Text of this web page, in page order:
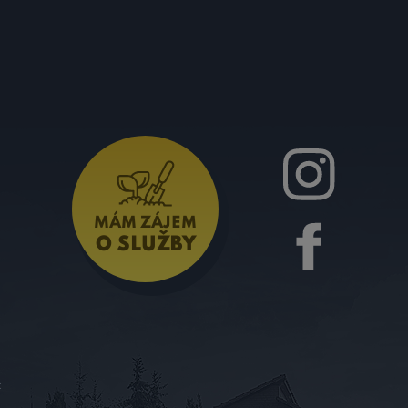
MÁM ZÁJEM
O SLUŽBY